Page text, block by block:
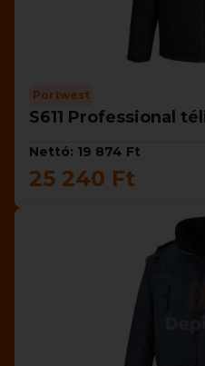
Portwest
S611 Professional
Nettó: 19 874 Ft
25 240 Ft